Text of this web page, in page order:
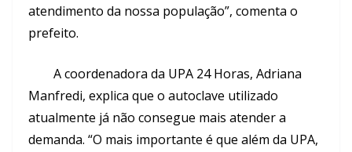
atendimento da nossa população”, comenta o
prefeito.
A coordenadora da UPA 24 Horas, Adriana
Manfredi, explica que o autoclave utilizado
atualmente já não consegue mais atender a
demanda. “O mais importante é que além da UPA,